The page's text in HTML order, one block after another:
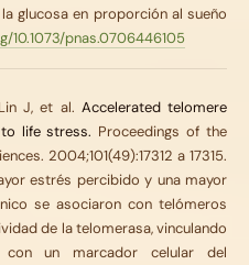
glucosa en proporción al sueño
10.1073/pnas.0706446105
J, et al. Accelerated telomere
life stress. Proceedings of the
2004;101(49):17312 a 17315.
estrés percibido y una mayor
se asociaron con telómeros
de la telomerasa, vinculando
un marcador celular del